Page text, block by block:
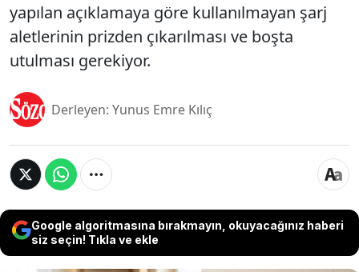
yapılan açıklamaya göre kullanılmayan şarj
aletlerinin prizden çıkarılması ve boşta
utulması gerekiyor.
Derleyen: Yunus Emre Kılıç
Google algoritmasına bırakmayın, okuyacağınız haberi
siz seçin! Tıkla ve ekle